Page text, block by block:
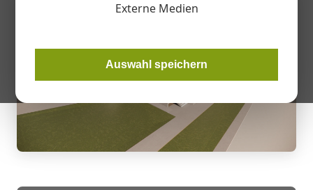
Externe Medien
Auswahl speichern